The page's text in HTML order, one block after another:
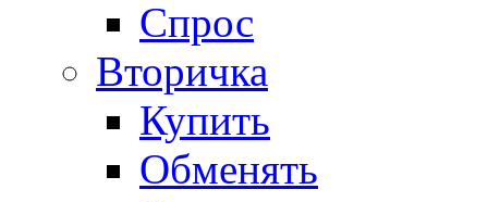
Спрос
Вторичка
Купить
Обменять